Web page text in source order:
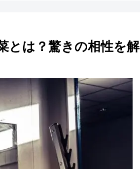
とは？驚きの相性を解